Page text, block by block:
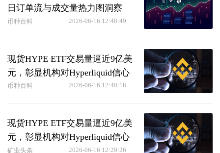
日订单流与成交量热力图洞察
币种百科 2026-06-16 12:48:49
现货HYPE ETF交易量逼近9亿美
元，彰显机构对Hyperliquid信心
币种百科 2026-06-16 12:48:18
现货HYPE ETF交易量逼近9亿美
元，彰显机构对Hyperliquid信心
矿业头条 2026-06-16 12:29:26